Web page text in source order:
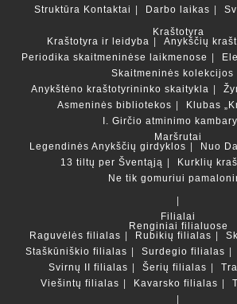
Struktūra Kontaktai Darbo laikas
Kraštotyra
Kraštotyra ir leidyba
Anykščių
Periodika skaitmeninėse laikmenose
Skaitmeninės kolekcijos
Anykštėno kraštotyrininko skaitykla
Asmeninės bibliotekos
Klubas
I. Girčio atminimo
Maršrutai
Legendinės Anykščių girdyklos
Nuo
13 tiltų per Šventąją
Kurklių
Ne tik gomuriui
Filialai
Renginiai filialuose
Raguvėlės filialas
Rubikių filialas
Staškūniškio filialas
Surdegio filialas
Svirnų II filialas
Šerių filialas
Viešintų filialas
Kavarsko filialas